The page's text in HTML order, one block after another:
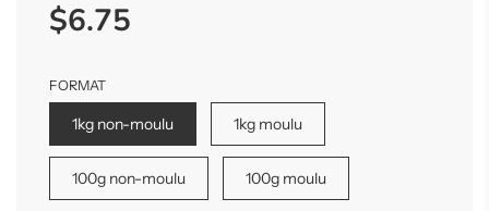
Prix
réduit
Prix
régulier
$6.75
FORMAT
1kg non-moulu 1kg moulu
100g non-moulu 100g moulu